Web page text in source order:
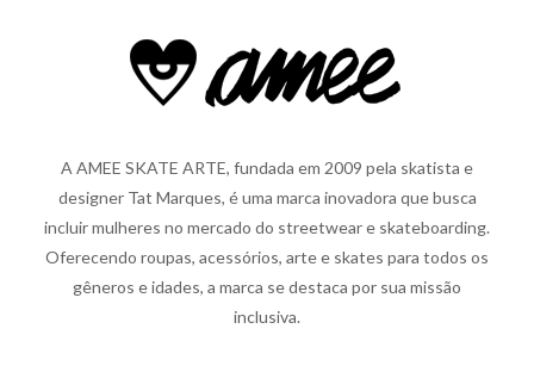
A AMEE SKATE ARTE, fundada em 2009 pela skatista e
designer Tat Marques, é uma marca inovadora que busca
incluir mulheres no mercado do streetwear e skateboarding.
Oferecendo roupas, acessórios, arte e skates para todos os
gêneros e idades, a marca se destaca por sua missão
inclusiva.